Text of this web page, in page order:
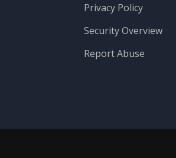
Privacy Policy
Security Overview
Report Abuse